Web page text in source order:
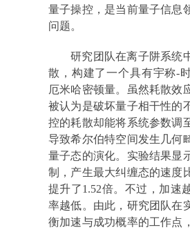
量子操控，是当前量子信息
问题。
研究团队在离子阱系统
散，构建了一个具有宇称-
厄米哈密顿量。虽然耗散效
被认为是破坏量子相干性的
控的耗散却能将系统参数调
导致希尔伯特空间发生几何
量子态的演化。实验结果显
制，产生最大纠缠态的速度
提升了1.52倍。不过，加速
率越低。由此，研究团队在
衡加速与成功概率的工作点